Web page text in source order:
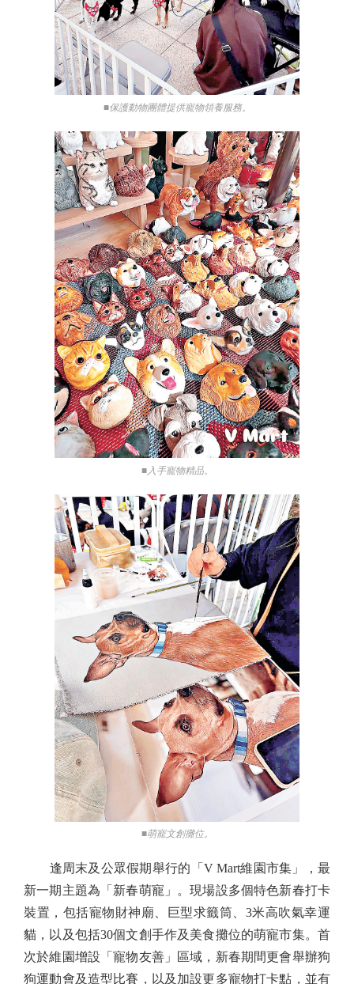
■保護動物團體提供寵物領養服務。
■入手寵物精品。
■萌寵文創攤位。
逢周末及公眾假期舉行的「V Mart維園市集」，最
新一期主題為「新春萌寵」。現場設多個特色新春打卡
裝置，包括寵物財神廟、巨型求籤筒、3米高吹氣幸運
貓，以及包括30個文創手作及美食攤位的萌寵市集。首
次於維園增設「寵物友善」區域，新春期間更會舉辦狗
狗運動會及造型比賽，以及加設更多寵物打卡點，並有